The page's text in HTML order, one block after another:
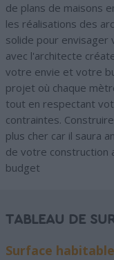
de plans de maisons
les réalisations des
solide pour
avec l'architecte
votre envie et votre
projet où chaque
tout en respectant
contraintes.
plus cher car il saura
de votre construction
budget
TABLEAU DE
Surface habitable